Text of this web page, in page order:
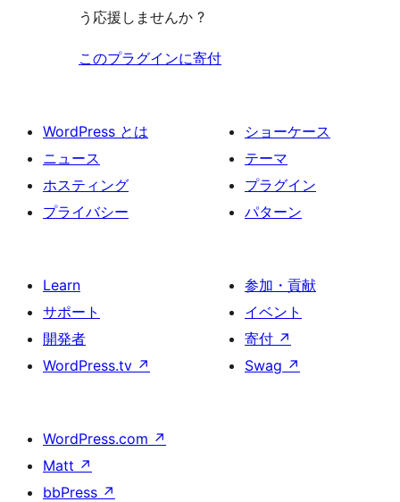
う応援しませんか ?
このプラグインに寄付
WordPress とは
ニュース
ホスティング
プライバシー
ショーケース
テーマ
プラグイン
パターン
Learn
サポート
開発者
WordPress.tv ↗
参加・貢献
イベント
寄付 ↗
Swag ↗
WordPress.com ↗
Matt ↗
bbPress ↗